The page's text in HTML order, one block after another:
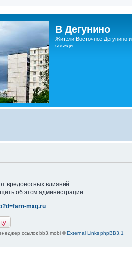
В Дегунино
Жители Восточное Дегунино и
соседи
вредоносных влияний.
об этом администрации.
mag.ru
ссылок bb3.mobi ©External Links phpBB3.1